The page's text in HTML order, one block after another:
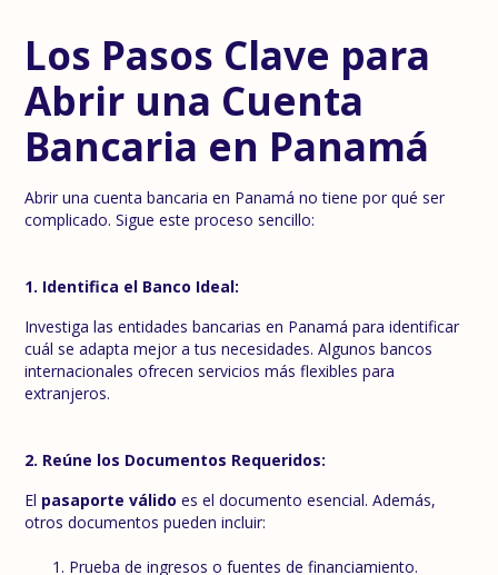
Los Pasos Clave para
Abrir una Cuenta
Bancaria en Panamá
Abrir una cuenta bancaria en Panamá no tiene por qué ser
complicado. Sigue este proceso sencillo:
1. Identifica el Banco Ideal:
Investiga las entidades bancarias en Panamá para identificar
cuál se adapta mejor a tus necesidades. Algunos bancos
internacionales ofrecen servicios más flexibles para
extranjeros.
2. Reúne los Documentos Requeridos:
El pasaporte válido es el documento esencial. Además,
otros documentos pueden incluir:
Prueba de ingresos o fuentes de financiamiento.